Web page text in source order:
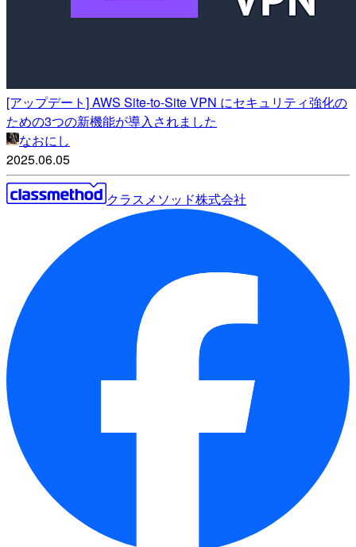
[アップデート] AWS Site-to-Site VPN にセキュリティ強化の
ための3つの新機能が導入されました
なおにし
2025.06.05
クラスメソッド株式会社